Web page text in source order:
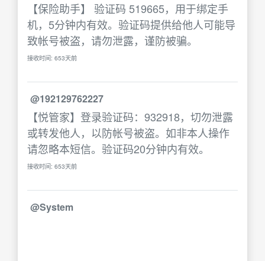
【保险助手】 验证码 519665，用于绑定手
机，5分钟内有效。验证码提供给他人可能导
致帐号被盗，请勿泄露，谨防被骗。
接收时间: 653天前
@192129762227
【悦管家】登录验证码：932918，切勿泄露
或转发他人，以防帐号被盗。如非本人操作
请忽略本短信。验证码20分钟内有效。
接收时间: 653天前
@System